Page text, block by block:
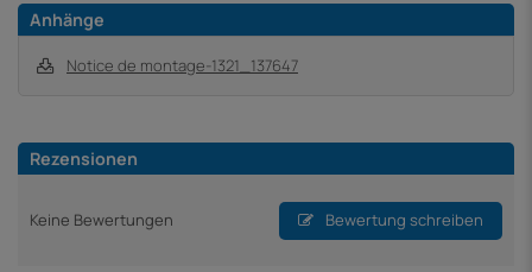
Anhänge
Notice de montage-1321_137647
Rezensionen
Keine Bewertungen Bewertung schreiben